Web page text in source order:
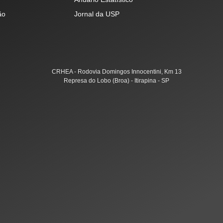
Jornal da USP
CRHEA - Rodovia Domingos Innocentini, Km 13
Represa do Lobo (Broa) - Itirapina - SP